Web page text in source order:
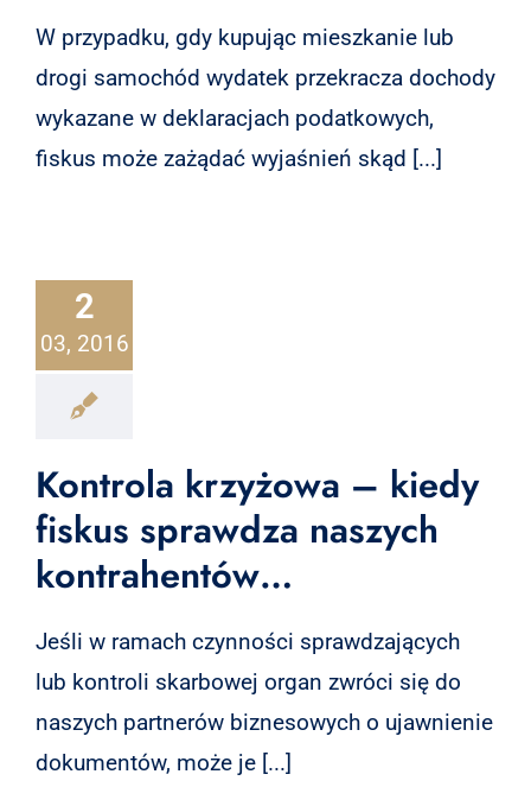
W przypadku, gdy kupując mieszkanie lub
drogi samochód wydatek przekracza dochody
wykazane w deklaracjach podatkowych,
fiskus może zażądać wyjaśnień skąd [...]
2
03, 2016
Kontrola krzyżowa – kiedy
fiskus sprawdza naszych
kontrahentów…
Jeśli w ramach czynności sprawdzających
lub kontroli skarbowej organ zwróci się do
naszych partnerów biznesowych o ujawnienie
dokumentów, może je [...]